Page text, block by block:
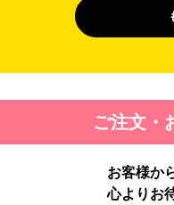
受託業務
（間接取得）
契
４. 個人情報を第三者に提
第三者に提供する目的：パ
最適化のため。
提供する個人情報の項目：
動履歴、IP、ブラウザ・端
提供の手段又は方法：当社
ご注文・
お客様か
心よりお